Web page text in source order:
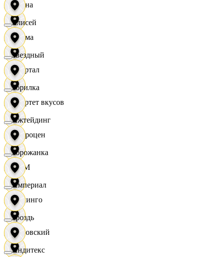
Диана
Дисма
Квартал
Квартет вкусов
Доброцен
ДОМ
Доминго
Кировский
Елисей
Звездный
Горилка
Ижтейдинг
Горожанка
Империал
Гроздь
Индитекс